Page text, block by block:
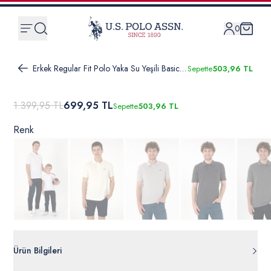
0
Erkek Regular Fit Polo Yaka Su Yeşili Basic TişörtSepette503,96 TL
1.399,95 TL699,95 TLSepette503,96 TL
Renk
Ürün Bilgileri